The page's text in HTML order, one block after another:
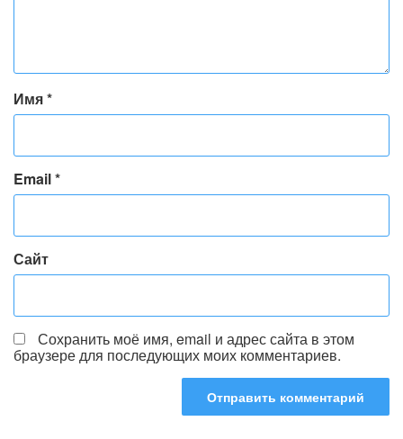
Имя*
Email*
Сайт
Сохранить моё имя, email и адрес сайта в этом
браузере для последующих моих комментариев.